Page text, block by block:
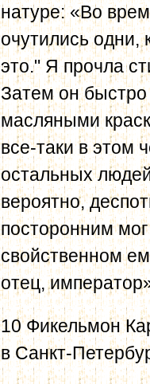
натуре: «Во
очутились одни,
это." Я прочла
Затем он
масляными
все-таки в этом
остальных
вероятно,
посторонним
свойственном
отец,
10 Фикельмон
в Санкт-